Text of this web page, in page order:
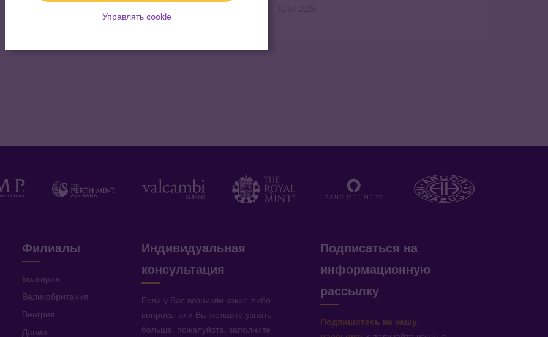
10.07.2026
Филиалы
Болгария
Великобритания
Венгрия
Дания
Индивидуальная
консультация
Если у Вас возникли какие-либо
вопросы или Вы желаете узнать
больше, пожалуйста, заполните
Подписаться на
информационную
рассылку
Подпишитесь на нашу
Управлять cookie